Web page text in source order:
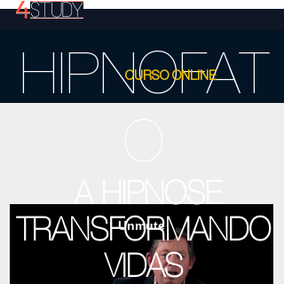
HIPNOFAT
TRANSFORMANDO
VIDAS
CURSO ONLINE